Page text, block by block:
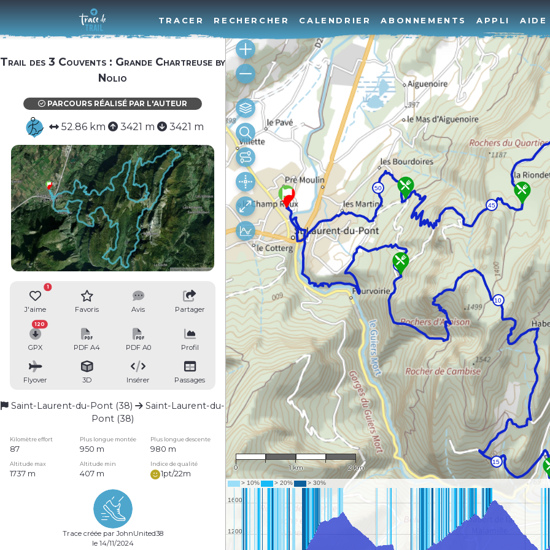
TRACER RECHERCHER CALENDRIER ABONNEMENTS APPLI AIDE
Trail des 3 Couvents : Grande Chartreuse by
Nolio
PARCOURS RÉALISÉ PAR L'AUTEUR
52.86 km 3421 m 3421 m
J'aime
1
Favoris Avis Partager
GPX
120
PDF A4 PDF A0 Profil
Flyover 3D Insérer Passages
Saint-Laurent-du-Pont (38)
Saint-Laurent-du-
Pont (38)
Kilomètre effort Plus longue montée Plus longue descente
87 950 m 980 m
Altitude max Altitude min Indice de qualité
1737 m 407 m 1pt/22m
Trace créée par JohnUnited38
le 14/11/2024
1 : 36,397
0 1 km 2 km